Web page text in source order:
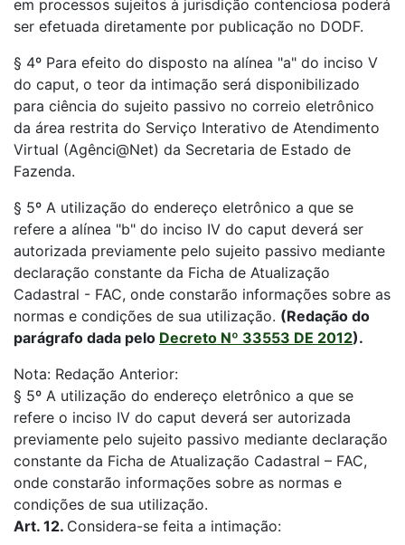
em processos sujeitos à jurisdição contenciosa poderá
ser efetuada diretamente por publicação no DODF.
§ 4º Para efeito do disposto na alínea "a" do inciso V
do caput, o teor da intimação será disponibilizado
para ciência do sujeito passivo no correio eletrônico
da área restrita do Serviço Interativo de Atendimento
Virtual (Agênci@Net) da Secretaria de Estado de
Fazenda.
§ 5º A utilização do endereço eletrônico a que se
refere a alínea "b" do inciso IV do caput deverá ser
autorizada previamente pelo sujeito passivo mediante
declaração constante da Ficha de Atualização
Cadastral - FAC, onde constarão informações sobre as
normas e condições de sua utilização. (Redação do
parágrafo dada pelo Decreto Nº 33553 DE 2012).
Nota: Redação Anterior:
§ 5º A utilização do endereço eletrônico a que se
refere o inciso IV do caput deverá ser autorizada
previamente pelo sujeito passivo mediante declaração
constante da Ficha de Atualização Cadastral – FAC,
onde constarão informações sobre as normas e
condições de sua utilização.
Art. 12. Considera-se feita a intimação: